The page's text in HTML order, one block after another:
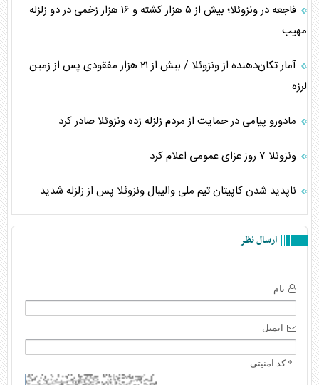
فاجعه در ونزوئلا؛ بیش از ۵ هزار کشته و ۱۶ هزار زخمی در دو زلزله
مهیب
آمار تکان‌دهنده از ونزوئلا / بیش از ۲۱ هزار مفقودی پس از زمین
لرزه
مادورو پیامی در حمایت از مردم زلزله زده ونزوئلا صادر کرد
ونزوئلا ۷ روز عزای عمومی اعلام کرد
ناپدید شدن کاپیتان تیم ملی والیبال ونزوئلا پس از زلزله شدید
ارسال نظر
نام
ایمیل
* کد امنیتی